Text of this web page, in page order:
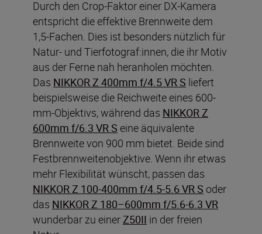
Durch den Crop-Faktor einer DX-Kamera
entspricht die effektive Brennweite dem
1,5-Fachen. Dies ist besonders nützlich für
Natur- und Tierfotograf:innen, die ihr Motiv
aus der Ferne nah heranholen möchten.
Das NIKKOR Z 400mm f/4.5 VR S liefert
beispielsweise die Reichweite eines 600-
mm-Objektivs, während das NIKKOR Z
600mm f/6.3 VR S eine äquivalente
Brennweite von 900 mm bietet. Beide sind
Festbrennweitenobjektive. Wenn ihr etwas
mehr Flexibilität wünscht, passen das
NIKKOR Z 100-400mm f/4.5-5.6 VR S oder
das NIKKOR Z 180–600mm f/5.6-6.3 VR
wunderbar zu einerZ50II in der freien